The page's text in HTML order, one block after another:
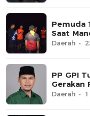
Pemuda
Saat
Daerah
PP GPI
Gerakan
Daerah